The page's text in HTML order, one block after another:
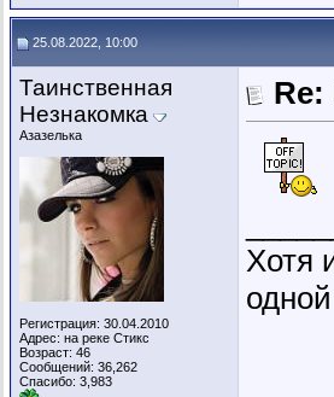
25.08.2022, 10:00
Таинственная
Незнакомка
Азазелька
Регистрация: 30.04.2010
Адрес: на реке Стикс
Возраст: 46
Сообщений: 36,262
Спасибо: 3,983
Хотя